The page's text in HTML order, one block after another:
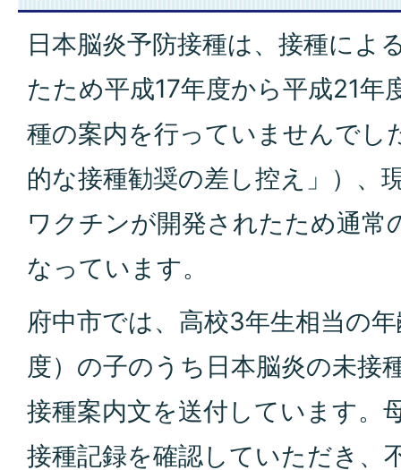
日本脳炎予防接種は、接種によ
たため平成17年度から平成21年
種の案内を行っていませんでし
的な接種勧奨の差し控え」）、
ワクチンが開発されたため通常
なっています。
府中市では、高校3年生相当の
度）の子のうち日本脳炎の未接
接種案内文を送付しています。
接種記録を確認していただき、